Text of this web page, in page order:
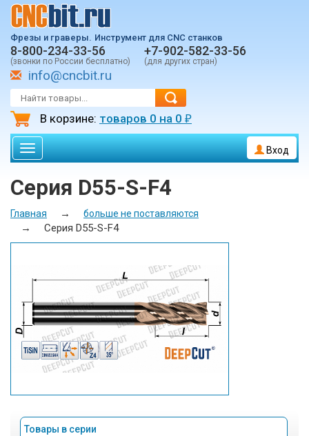
Фрезы и граверы. Инструмент для CNC станков
8-800-234-33-56
(звонки по России бесплатно)
+7-902-582-33-56
(для других стран)
info@cncbit.ru
В корзине: товаров 0 на 0 ₽
Toggle
navigation
Вход
Серия D55-S-F4
Главная → больше не поставляются
→ Серия D55-S-F4
Товары в серии